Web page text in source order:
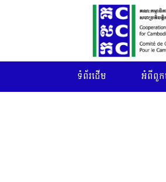
ទំព័រដើម អំពីពួ